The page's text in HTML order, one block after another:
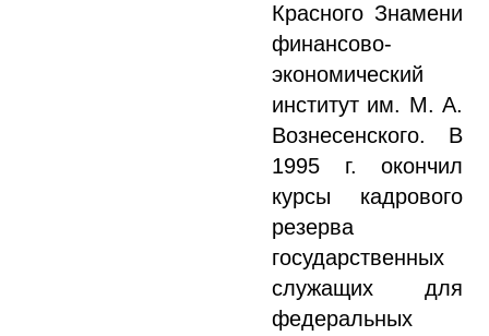
Красного Знамени
финансово-
экономический
институт им. М. А.
Вознесенского. В
1995 г. окончил
курсы кадрового
резерва
государственных
служащих для
федеральных